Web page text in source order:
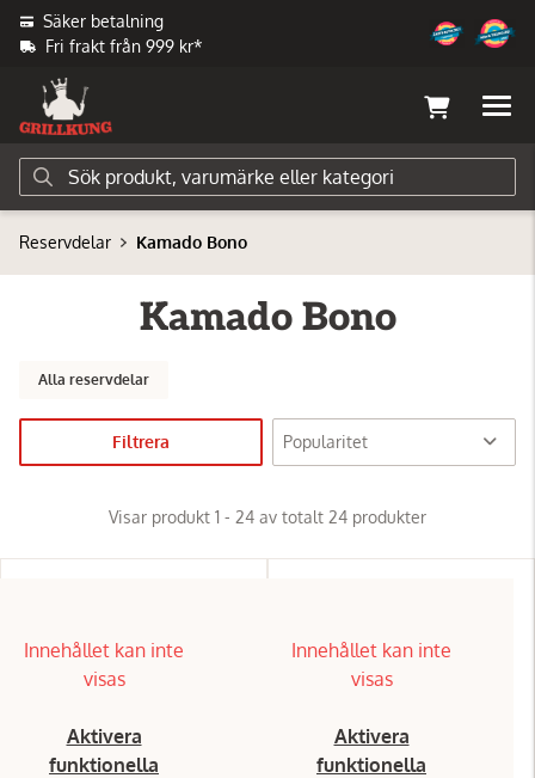
Säker betalning
Fri frakt från 999 kr*
Reservdelar Kamado Bono
Kamado Bono
Alla reservdelar
Filtrera
Visar produkt 1 - 24 av totalt 24 produkter
Innehållet kan inte
visas
Aktivera
funktionella
Innehållet kan inte
visas
Aktivera
funktionella